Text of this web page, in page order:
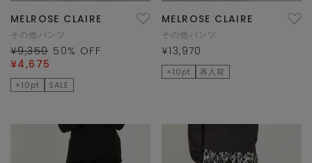
MELROSE CLAIRE
その他パンツ
¥9,350 50% OFF
¥4,675
×10pt SALE
MELROSE CLAIRE
その他パンツ
¥13,970
×10pt 再入荷